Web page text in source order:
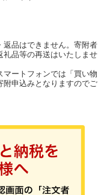
返品はできません。寄附者
礼品等の再送はいたしませ
マートフォンでは「買い物
附申込みとなりますのでご